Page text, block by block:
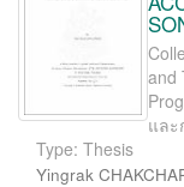
and
และ
Type: Thesis
Yingrak